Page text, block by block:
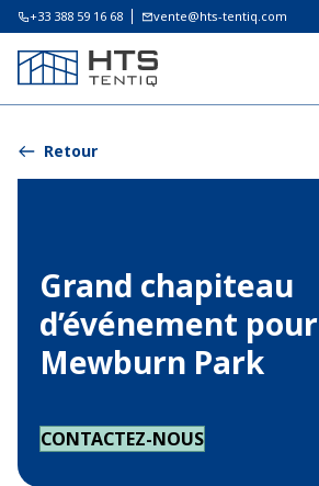
+33 388 59 16 68 vente@hts-tentiq.com
Retour
Grand chapiteau
d’événement pour
Mewburn Park
CONTACTEZ-NOUS